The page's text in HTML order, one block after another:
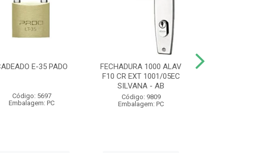
E-35 PADO
Código: 5697
Embalagem: PC
FECHADURA 1000 ALAV
F10 CR EXT 1001/05EC
SILVANA - AB
Código: 9809
Embalagem: PC